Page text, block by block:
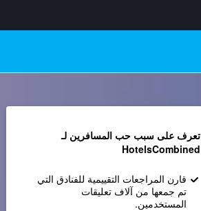
تعرف على سبب حب المسافرين لـ
HotelsCombined
قارن المراجعات التقييمية للفنادق التي
تم جمعها من آلاف تعليقات
المستخدمين.